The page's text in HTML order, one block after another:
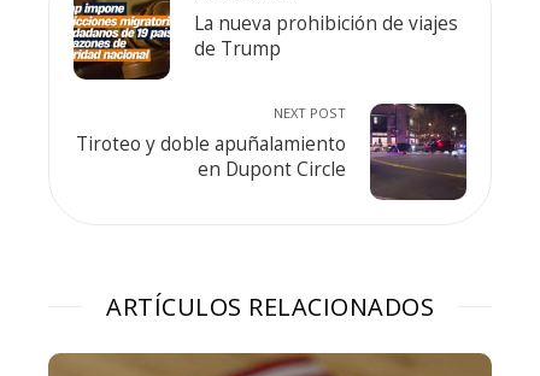
La nueva prohibición de viajes
de Trump
NEXT POST
Tiroteo y doble apuñalamiento
en Dupont Circle
ARTÍCULOS RELACIONADOS